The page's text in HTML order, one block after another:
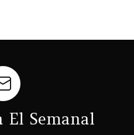
El Semanal